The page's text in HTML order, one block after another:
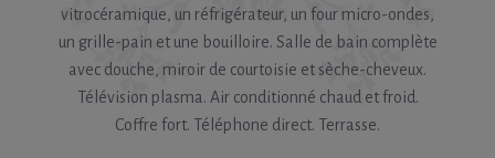
vitrocéramique, un réfrigérateur, un four micro-ondes,
un grille-pain et une bouilloire. Salle de bain complète
avec douche, miroir de courtoisie et sèche-cheveux.
Télévision plasma. Air conditionné chaud et froid.
Coffre fort. Téléphone direct. Terrasse.